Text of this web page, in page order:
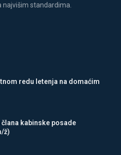
standardima.
redu letenja na domaćim
kabinske posade
ž)